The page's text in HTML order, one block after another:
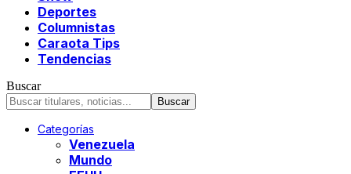
Deportes
Columnistas
Caraota Tips
Tendencias
Buscar
Categorías
Venezuela
Mundo